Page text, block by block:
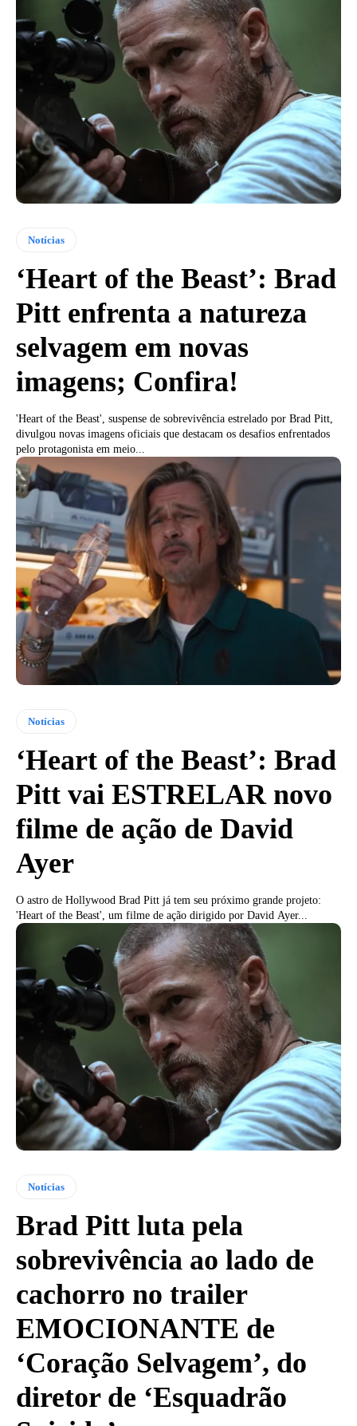
Notícias
‘Heart of the Beast’: Brad
Pitt enfrenta a natureza
selvagem em novas
imagens; Confira!
'Heart of the Beast', suspense de sobrevivência estrelado por Brad Pitt,
divulgou novas imagens oficiais que destacam os desafios enfrentados
pelo protagonista em meio...
Notícias
‘Heart of the Beast’: Brad
Pitt vai ESTRELAR novo
filme de ação de David
Ayer
O astro de Hollywood Brad Pitt já tem seu próximo grande projeto:
'Heart of the Beast', um filme de ação dirigido por David Ayer...
Notícias
Brad Pitt luta pela
sobrevivência ao lado de
cachorro no trailer
EMOCIONANTE de
‘Coração Selvagem’, do
diretor de ‘Esquadrão